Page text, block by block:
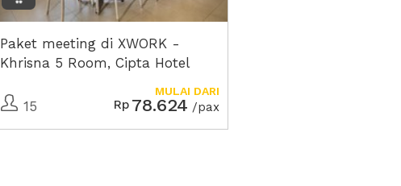
Paket meeting di XWORK -
Khrisna 5 Room, Cipta Hotel
15
Rp 78.624 /pax
MULAI DARI